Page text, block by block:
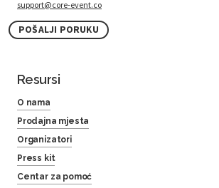
support@core-event.co
POŠALJI PORUKU
Resursi
O nama
Prodajna mjesta
Organizatori
Press kit
Centar za pomoć